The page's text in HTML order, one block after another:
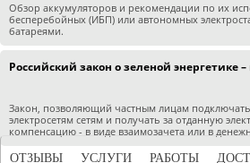
Обзор аккумуляторов и рекомендации по их
бесперебойных (ИБП) или автономных
батареями.
Российский закон о зеленой энергетике
Закон, позволяющий частным лицам
электросетям сетям и получать за отданную
компенсацию - в виде взаимозачета или в
ОТЗЫВЫ
УСЛУГИ РАБОТЫ